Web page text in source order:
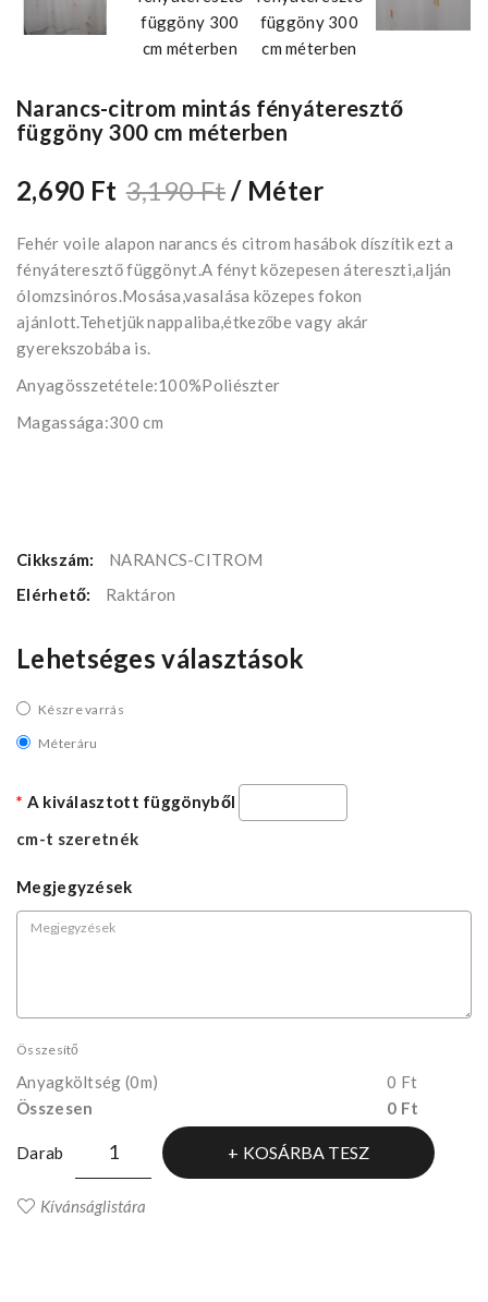
Narancs-citrom mintás fényáteresztő
függöny 300 cm méterben
2,690 Ft 3,190 Ft/ Méter
Fehér voile alapon narancs és citrom hasábok díszítik ezt a
fényáteresztő függönyt.A fényt közepesen átereszti,alján
ólomzsinóros.Mosása,vasalása közepes fokon
ajánlott.Tehetjük nappaliba,étkezőbe vagy akár
gyerekszobába is.
Anyagösszetétele:100%Poliészter
Magassága:300 cm
Cikkszám:
NARANCS-CITROM
Elérhető:
Raktáron
Lehetséges választások
Készre varrás
Méteráru
A kiválasztott függönyből
cm-t szeretnék
Megjegyzések
Összesítő
Anyagköltség (0m)
0 Ft
Összesen
0 Ft
Darab KOSÁRBA TESZ
Kívánságlistára